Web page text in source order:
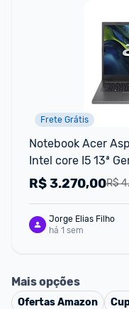
Frete Grátis
Notebook Acer
Intel core I5 13ª
SSD Full HD TNR$
R$3.270,00
Jorge Elias Filho
há 1 sem
Mais opções
OfertasAmazon